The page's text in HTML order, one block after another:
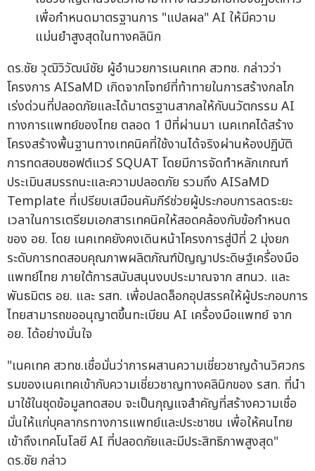
เพื่อกำหนดมาตรฐานการ "แปลผล" AI ให้มีความ
แม่นยำสูงสุดในทางคลินิก
ดร.ชัย วุฒิวิวัฒน์ชัย ผู้อำนวยการเนคเทค สวทช. กล่าวว่า
โครงการ AISaMD เกิดจากโจทย์ที่ท้าทายในการสร้างกลไก
เร่งด่วนที่ปลอดภัยและได้มาตรฐานสากลให้กับนวัตกรรม AI
ทางการแพทย์ของไทย ตลอด 1 ปีที่ผ่านมา เนคเทคได้สร้าง
โครงสร้างพื้นฐานทางเทคนิคที่ใช้งานได้จริงผ่านห้องปฏิบัติ
การทดสอบซอฟต์แวร์ SQUAT โดยมีการจัดทำหลักเกณฑ์
ประเมินสมรรถนะและความปลอดภัย รวมถึง AISaMD
Template ที่เปรียบเสมือนคัมภีร์ช่วยผู้ประกอบการลดระยะ
เวลาในการเตรียมเอกสารเทคนิคให้สอดคล้องกับข้อกำหนด
ของ อย. โดย เนคเทคยังคงเดินหน้าโครงการสู่ปีที่ 2 มุ่งยก
ระดับการทดสอบคุณภาพผลิตภัณฑ์ปัญญาประดิษฐ์เครื่องมือ
แพทย์ไทย ภายใต้การสนับสนุนงบประมาณจาก สทนว. และ
พันธมิตร อย. และ รสท. เพื่อปลดล็อกอุปสรรคให้ผู้ประกอบการ
ไทยสามารถขออนุญาตขึ้นทะเบียน AI เครื่องมือแพทย์ จาก
อย. ได้อย่างมั่นใจ
"เนคเทค สวทช.เชื่อมั่นว่าการผสานความเชี่ยวชาญด้านวิศวกร
รมของเนคเทคเข้ากับความเชี่ยวชาญทางคลินิกของ รสท. ที่นำ
มาใช้ในชุดข้อมูลทดสอบ จะเป็นกุญแจสำคัญที่สร้างความเชื่อ
มั่นให้แก่บุคลากรทางการแพทย์และประชาชน เพื่อให้คนไทย
เข้าถึงเทคโนโลยี AI ที่ปลอดภัยและมีประสิทธิภาพสูงสุด"
ดร.ชัย กล่าว